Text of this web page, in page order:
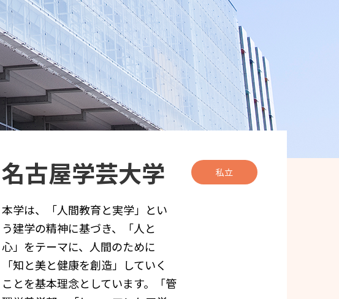
名古屋学芸大学
本学は、「人間教育と実学」とい
う建学の精神に基づき、「人と
心」をテーマに、人間のために
「知と美と健康を創造」していく
ことを基本理念としています。「管
私立